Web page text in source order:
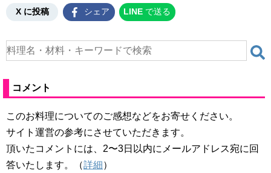
X に投稿 シェア LINE で送る
コメント
このお料理についてのご感想などをお寄せください。
サイト運営の参考にさせていただきます。
頂いたコメントには、2〜3日以内にメールアドレス宛に回
答いたします。（詳細）